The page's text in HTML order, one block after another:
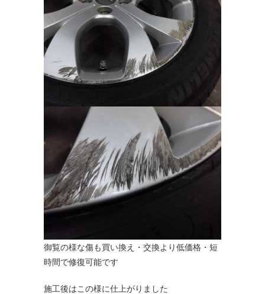
御覧の様な傷も買い換え・交換より低価格・短
時間で修復可能です
施工後はこの様に仕上がりました